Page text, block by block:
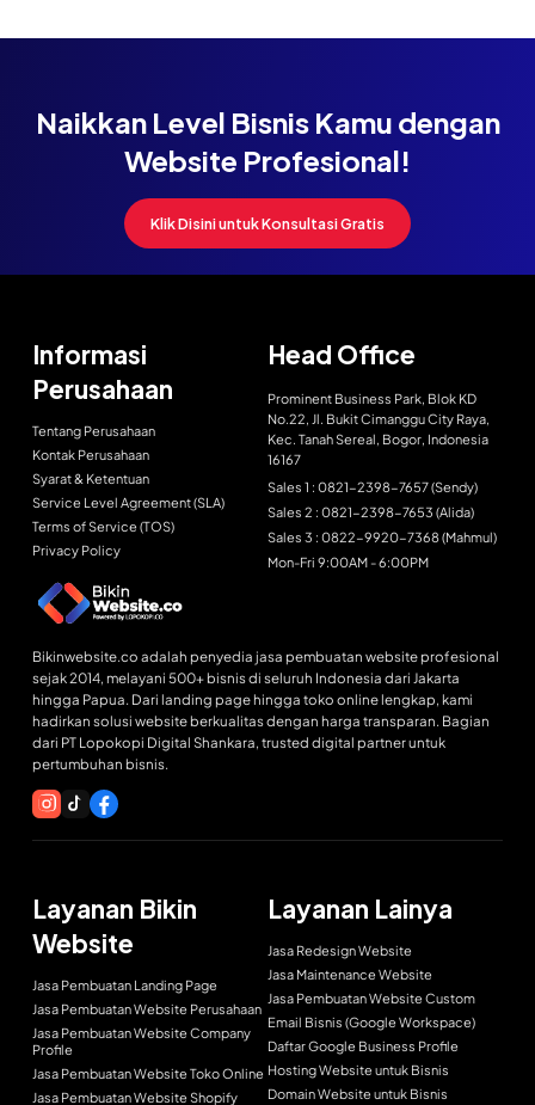
Naikkan Level Bisnis Kamu dengan
Website Profesional!
Klik Disini untuk Konsultasi Gratis
Bikinwebsite.co adalah penyedia jasa pembuatan website profesional
sejak 2014, melayani 500+ bisnis di seluruh Indonesia dari Jakarta
hingga Papua. Dari landing page hingga toko online lengkap, kami
hadirkan solusi website berkualitas dengan harga transparan. Bagian
dari PT Lopokopi Digital Shankara, trusted digital partner untuk
pertumbuhan bisnis.
Informasi
Perusahaan
Tentang Perusahaan
Kontak Perusahaan
Syarat & Ketentuan
Service Level Agreement (SLA)
Terms of Service (TOS)
Privacy Policy
Head Office
Prominent Business Park, Blok KD
No.22, Jl. Bukit Cimanggu City Raya,
Kec. Tanah Sereal, Bogor, Indonesia
16167
Sales 1 : 0821-2398-7657 (Sendy)
Sales 2 : 0821-2398-7653 (Alida)
Sales 3 : 0822-9920-7368 (Mahmul)
Mon-Fri 9:00AM - 6:00PM
Layanan Bikin
Website
Jasa Pembuatan Landing Page
Jasa Pembuatan Website Perusahaan
Jasa Pembuatan Website Company
Profile
Jasa Pembuatan Website Toko Online
Jasa Pembuatan Website Shopify
Layanan Lainya
Jasa Redesign Website
Jasa Maintenance Website
Jasa Pembuatan Website Custom
Email Bisnis (Google Workspace)
Daftar Google Business Profile
Hosting Website untuk Bisnis
Domain Website untuk Bisnis